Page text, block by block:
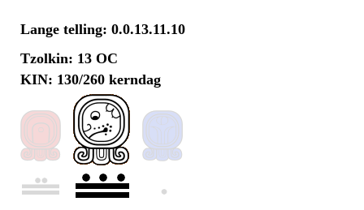
Lange telling: 0.0.13.11.10
Tzolkin: 13 OC
KIN: 130/260 kerndag